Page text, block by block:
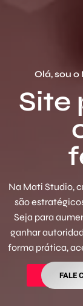
Olá, sou
Site
Na Mati Studio,
são
Seja para
ganhar
forma prática,
FALE